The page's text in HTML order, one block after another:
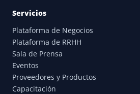
Servicios
Plataforma de Negocios
Plataforma de RRHH
Sala de Prensa
Eventos
Proveedores y Productos
Capacitación